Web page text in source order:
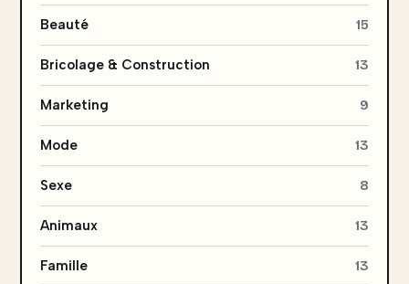
Beauté 15
Bricolage & Construction 13
Marketing 9
Mode 13
Sexe 8
Animaux 13
Famille 13